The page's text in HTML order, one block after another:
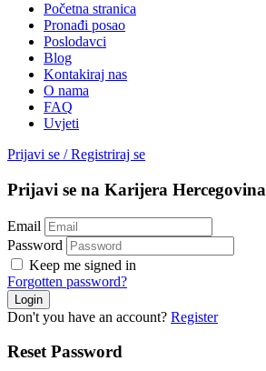
Početna stranica
Pronađi posao
Poslodavci
Blog
Kontakiraj nas
O nama
FAQ
Uvjeti
Prijavi se / Registriraj se
Prijavi se na Karijera Hercegovina
Email
Password
Keep me signed in
Forgotten password?
Don't you have an account? Register
Reset Password